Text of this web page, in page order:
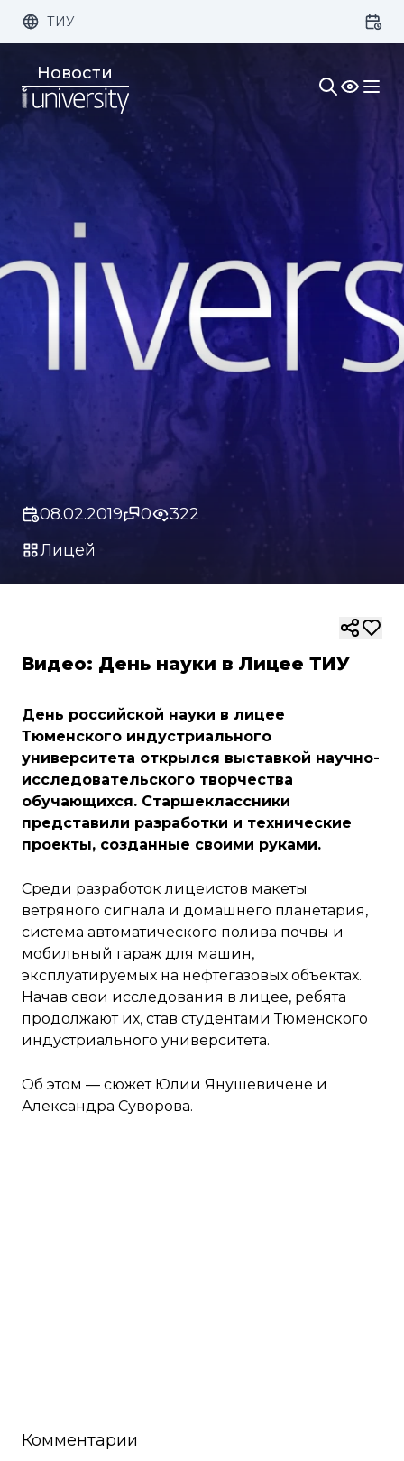
Размер шрифта: Цвет:
Изображения:
Озвучивание:
ТИУ
Новости
08.02.2019 0
322
Лицей
Видео: День науки в Лицее ТИУ
День российской науки в лицее
Тюменского индустриального
университета открылся выставкой научно-
исследовательского творчества
обучающихся. Старшеклассники
представили разработки и технические
проекты, созданные своими руками.
Среди разработок лицеистов макеты
ветряного сигнала и домашнего планетария,
система автоматического полива почвы и
мобильный гараж для машин,
эксплуатируемых на нефтегазовых объектах.
Начав свои исследования в лицее, ребята
продолжают их, став студентами Тюменского
индустриального университета.
Об этом — сюжет Юлии Янушевичене и
Александра Суворова.
Комментарии